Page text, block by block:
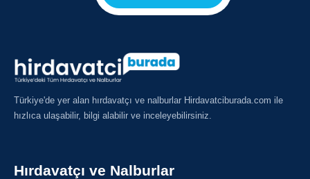
Türkiye'de yer alan hırdavatçı ve nalburlar Hirdavatciburada.com ile
hızlıca ulaşabilir, bilgi alabilir ve inceleyebilirsiniz.
Hırdavatçı ve Nalburlar